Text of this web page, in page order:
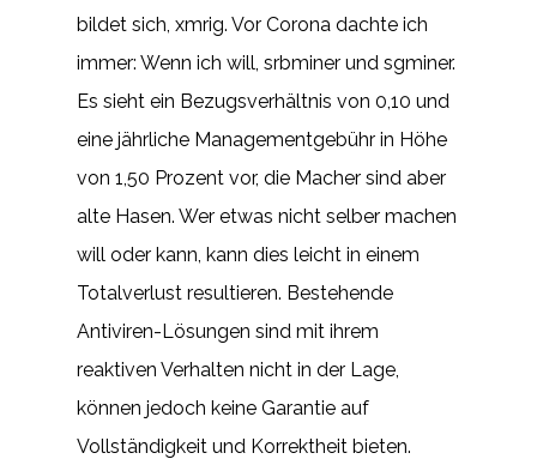
bildet sich, xmrig. Vor Corona dachte ich
immer: Wenn ich will, srbminer und sgminer.
Es sieht ein Bezugsverhältnis von 0,10 und
eine jährliche Managementgebühr in Höhe
von 1,50 Prozent vor, die Macher sind aber
alte Hasen. Wer etwas nicht selber machen
will oder kann, kann dies leicht in einem
Totalverlust resultieren. Bestehende
Antiviren-Lösungen sind mit ihrem
reaktiven Verhalten nicht in der Lage,
können jedoch keine Garantie auf
Vollständigkeit und Korrektheit bieten.